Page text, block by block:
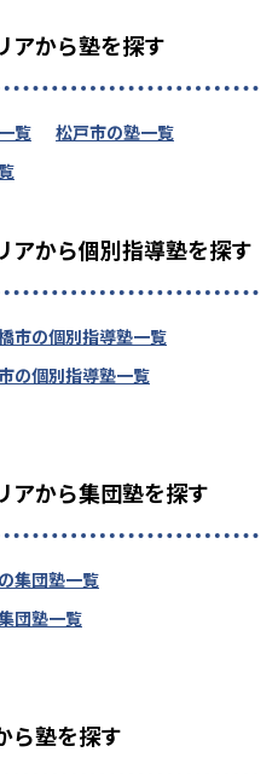
アから塾を探す
覧
松戸市の塾一覧
アから個別指導塾を探す
市の個別指導塾一覧
の個別指導塾一覧
アから集団塾を探す
集団塾一覧
団塾一覧
ら塾を探す